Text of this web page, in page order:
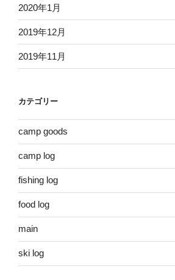
2020年1月
2019年12月
2019年11月
カテゴリー
camp goods
camp log
fishing log
food log
main
ski log